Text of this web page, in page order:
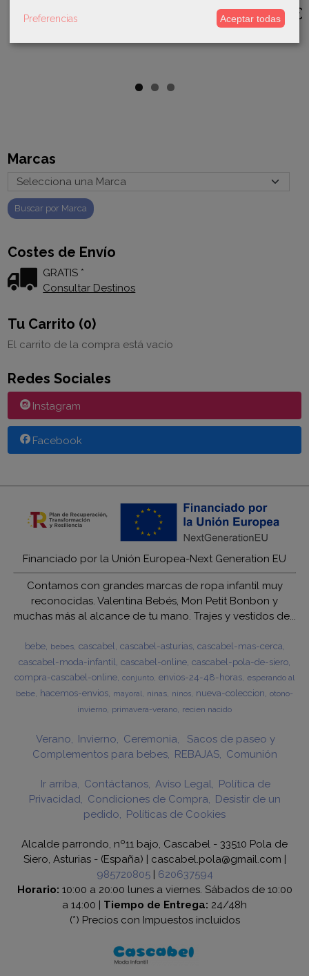
Marcas
Costes de Envío
GRATIS *
Consultar Destinos
Tu Carrito (0)
El carrito de la compra está vacío
Redes Sociales
Instagram
Facebook
25,00 € 47,50 € 68,00 €
Financiado por la Unión Europea-Next Generation EU
Contamos con grandes marcas de ropa infantil muy
reconocidas. Valentina Bebés, Mon Petit Bonbon y
muchas más al alcance de tu mano. Trajes y vestidos de...
bebe bebes cascabel cascabel-asturias cascabel-mas-cerca
cascabel-moda-infantil cascabel-online cascabel-pola-de-siero
compra-cascabel-online conjunto envios-24-48-horas esperando al
bebe hacemos-envios mayoral ninas ninos nueva-coleccion otono-
invierno primavera-verano recien nacido
Verano Invierno Ceremonia
Sacos de paseo y
Complementos para bebes
REBAJAS Comunión
Ir arriba Contáctanos Aviso Legal
Política de
Privacidad
Condiciones de Compra
Desistir de un
pedido
Políticas de Cookies
Alcalde parrondo, nº11 bajo, Cascabel - 33510 Pola de
Siero, Asturias - (España) | cascabel.pola@gmail.com |
985720805| 620637594
Horario: 10:00 a 20:00 lunes a viernes. Sábados de 10:00
a 14:00 | Tiempo de Entrega: 24/48h
(*) Precios con Impuestos incluidos
Preferencias Aceptar todas